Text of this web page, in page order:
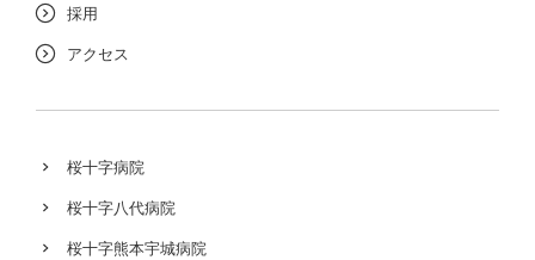
採用
アクセス
桜十字病院
桜十字八代病院
桜十字熊本宇城病院